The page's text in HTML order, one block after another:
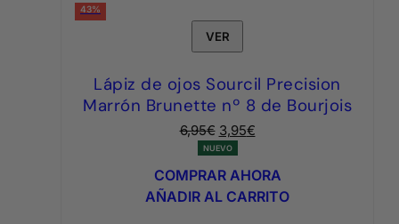
43%
VER
Lápiz de ojos Sourcil Precision
Marrón Brunette nº 8 de Bourjois
6,95€ El
precio
original
era:
6,95€.
3,95€El
actual
es:
3,95€.
NUEVO
COMPRAR AHORA
AÑADIR AL CARRITO